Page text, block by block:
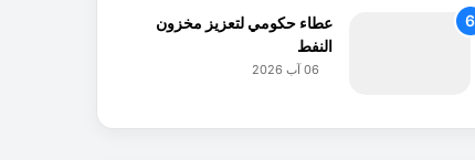
عطاء حكومي لتعزيز مخزون
النفط
06 آب 2026